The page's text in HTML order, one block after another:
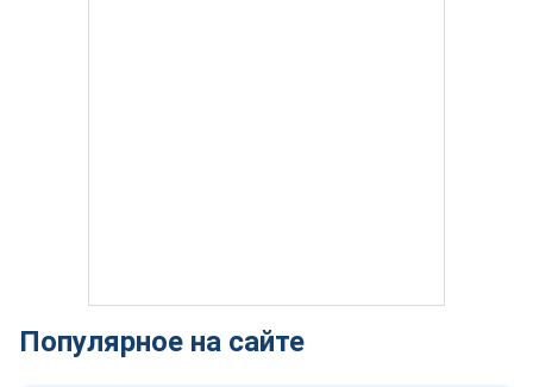
Популярное на сайте